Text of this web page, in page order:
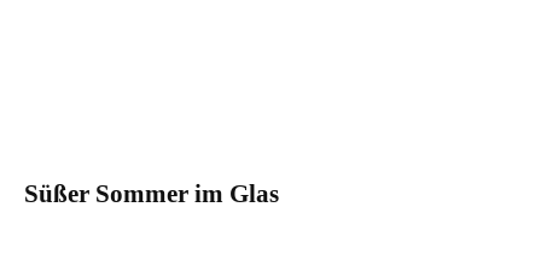
Süßer Sommer im Glas